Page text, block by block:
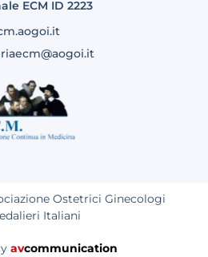
ECM ID 2223
Ostetrici Ginecologi
Italiani
avcommunication